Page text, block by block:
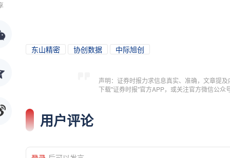
东山精密 协创数据 中际旭创
声明：证券时报力求信息真实、准确，文章提
下载"证券时报"官方APP，或关注官方微信公
用户评论